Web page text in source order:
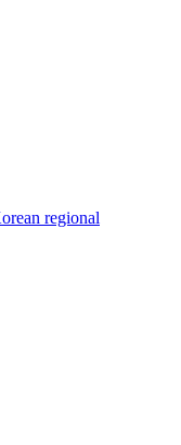
regional